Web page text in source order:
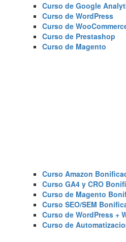
Curso de Google
Curso de WordPress
Curso de
Curso de Prestashop
Curso de Magento
Curso Amazon
Curso GA4 y CRO
Curso de Magento
Curso SEO/SEM
Curso de WordPress +
Curso de